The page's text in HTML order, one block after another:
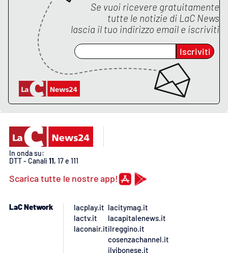
NETWORK
Lacplay.it
Lactv.it
Laconair.it
Lacitymag.it
Lacapitalenews.it
Ilreggino.it
Cosenzachannel.it
Ilvibonese.it
Catanzarochannel.it
Se vuoi ricevere gratuitamente
tutte le notizie di LaC News
lascia il tuo indirizzo email e iscriviti
Iscriviti
In onda su:
DTT - Canali 11, 17 e 111
Scarica tutte le nostre app!
LaC Network
lacplay.it
lactv.it
laconair.it
lacitymag.it
lacapitalenews.it
ilreggino.it
cosenzachannel.it
ilvibonese.it